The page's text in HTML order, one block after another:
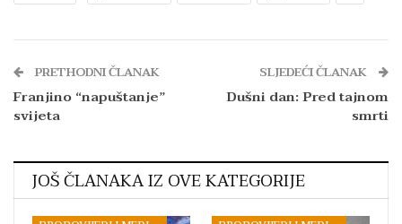
PRETHODNI ČLANAK
Franjino “napuštanje”
svijeta
SLJEDEĆI ČLANAK
Dušni dan: Pred tajnom
smrti
JOŠ ČLANAKA IZ OVE KATEGORIJE